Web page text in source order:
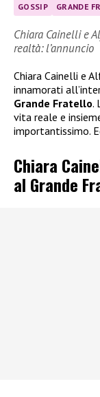
GOSSIP GRANDE
Chiara Cainelli e
realtà: l’annuncio
Chiara Cainelli e
innamorati
Grande Fratello.
vita reale e
importantissimo.
Chiara
al Grande